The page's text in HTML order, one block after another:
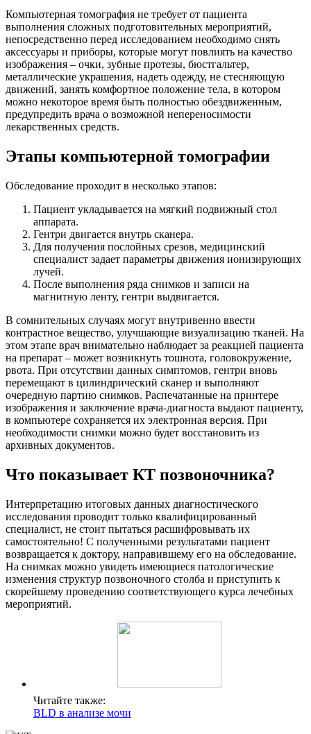
Компьютерная томография не требует от пациента
выполнения сложных подготовительных мероприятий,
непосредственно перед исследованием необходимо снять
аксессуары и приборы, которые могут повлиять на качество
изображения – очки, зубные протезы, бюстгальтер,
металлические украшения, надеть одежду, не стесняющую
движений, занять комфортное положение тела, в котором
можно некоторое время быть полностью обездвиженным,
предупредить врача о возможной непереносимости
лекарственных средств.
Этапы компьютерной томографии
Обследование проходит в несколько этапов:
Пациент укладывается на мягкий подвижный стол
аппарата.
Гентри двигается внутрь сканера.
Для получения послойных срезов, медицинский
специалист задает параметры движения ионизирующих
лучей.
После выполнения ряда снимков и записи на
магнитную ленту, гентри выдвигается.
В сомнительных случаях могут внутривенно ввести
контрастное вещество, улучшающие визуализацию тканей. На
этом этапе врач внимательно наблюдает за реакцией пациента
на препарат – может возникнуть тошнота, головокружение,
рвота. При отсутствии данных симптомов, гентри вновь
перемещают в цилиндрический сканер и выполняют
очередную партию снимков. Распечатанные на принтере
изображения и заключение врача-диагноста выдают пациенту,
в компьютере сохраняется их электронная версия. При
необходимости снимки можно будет восстановить из
архивных документов.
Что показывает КТ позвоночника?
Интерпретацию итоговых данных диагностического
исследования проводит только квалифицированный
специалист, не стоит пытаться расшифровывать их
самостоятельно! С полученными результатами пациент
возвращается к доктору, направившему его на обследование.
На снимках можно увидеть имеющиеся патологические
изменения структур позвоночного столба и приступить к
скорейшему проведению соответствующего курса лечебных
мероприятий.
Читайте также:
BLD в анализе мочи